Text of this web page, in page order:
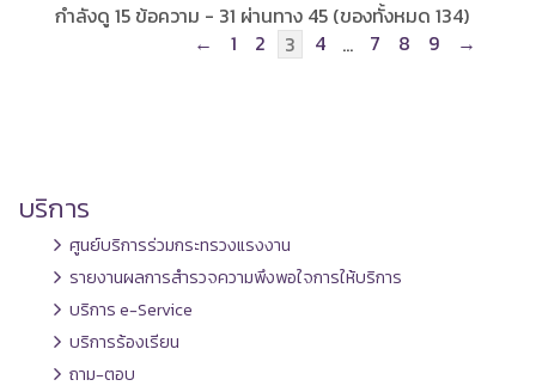
กำลังดู 15 ข้อความ - 31 ผ่านทาง 45 (ของทั้งหมด 134)
←
1 2 3 4 … 7 8 9 →
บริการ
ศูนย์บริการร่วมกระทรวงแรงงาน
รายงานผลการสำรวจความพึงพอใจการให้บริการ
บริการ e-Service
บริการร้องเรียน
ถาม-ตอบ